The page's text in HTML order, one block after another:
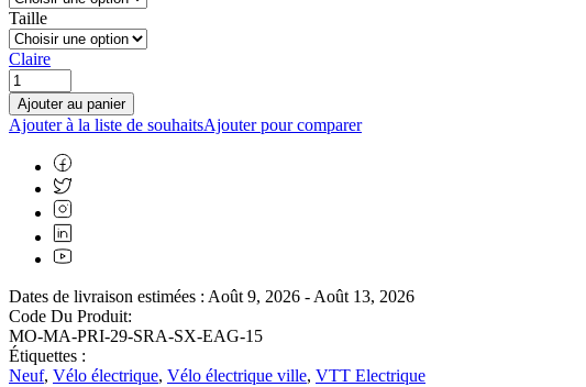
Taille
Claire
Ajouter au panier
Ajouter à la liste de souhaitsAjouter pour comparer
Dates de livraison estimées : Août 9, 2026 - Août 13, 2026
Code Du Produit:
MO-MA-PRI-29-SRA-SX-EAG-15
Étiquettes :
Neuf, Vélo électrique, Vélo électrique ville, VTT Electrique